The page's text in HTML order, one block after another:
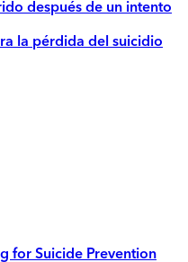
después de un intento
la pérdida del suicidio
for Suicide Prevention